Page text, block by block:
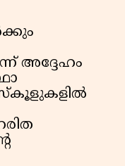
അദ്ദേഹം
സ്കൂളുകളിൽ